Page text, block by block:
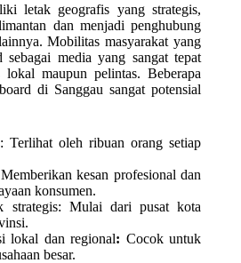
letak geografis yang strategis,
dan menjadi penghubung
Mobilitas masyarakat yang
media yang sangat tepat
maupun pelintas. Beberapa
di Sanggau sangat potensial
Terlihat oleh ribuan orang setiap
kesan profesional dan
konsumen.
strategis: Mulai dari pusat kota
lokal dan regional: Cocok untuk
besar.